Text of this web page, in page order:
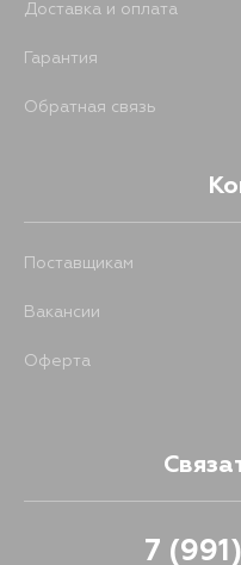
Доставка и оплата
Гарантия
Обратная связь
Поставщикам
Вакансии
Оферта
7